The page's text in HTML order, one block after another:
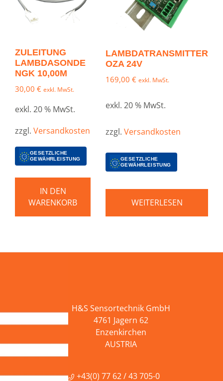
ZULEITUNG
LAMBDASONDE
NGK 10,00M
30,00 € exkl. MwSt.
exkl. 20 % MwSt.
zzgl. Versandkosten
GESETZLICHE
GEWÄHRLEISTUNG
IN DEN
WARENKORB
LAMBDATRANSMITTER
OZA 24V
169,00 € exkl. MwSt.
exkl. 20 % MwSt.
zzgl. Versandkosten
GESETZLICHE
GEWÄHRLEISTUNG
WEITERLESEN
H&S Sensortechnik GmbH
4761 Jagern 62
Enzenkirchen
AUSTRIA
+43(0) 77 62 / 43 705-0